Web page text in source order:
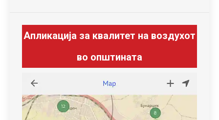
Апликација за квалитет на воздухот
во општината